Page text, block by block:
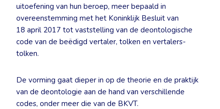
uitoefening van hun beroep, meer bepaald in
overeenstemming met het Koninklijk Besluit van
18 april 2017 tot vaststelling van de deontologische
code van de beëdigd vertaler, tolken en vertalers-
tolken.
De vorming gaat dieper in op de theorie en de praktijk
van de deontologie aan de hand van verschillende
codes, onder meer die van de BKVT.